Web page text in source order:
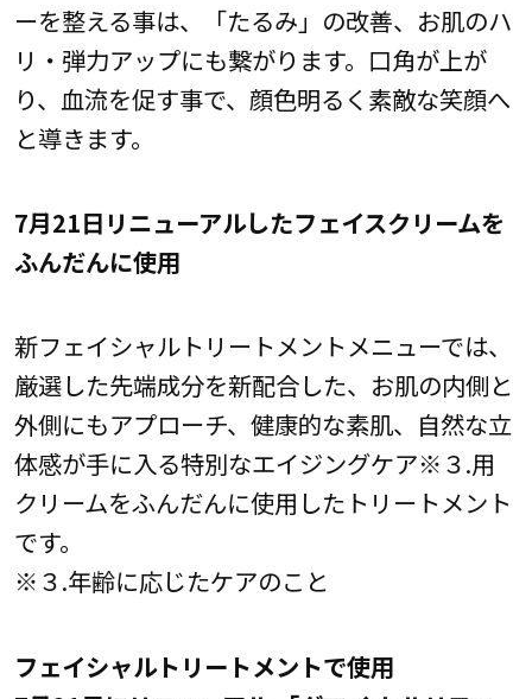
ーを整える事は、「たるみ」の改善、お肌のハ
リ・弾力アップにも繋がります。口角が上が
り、血流を促す事で、顔色明るく素敵な笑顔へ
と導きます。
7月21日リニューアルしたフェイスクリームを
ふんだんに使用
新フェイシャルトリートメントメニューでは、
厳選した先端成分を新配合した、お肌の内側と
外側にもアプローチ、健康的な素肌、自然な立
体感が手に入る特別なエイジングケア※３.用
クリームをふんだんに使用したトリートメント
です。
※３.年齢に応じたケアのこと
フェイシャルトリートメントで使用